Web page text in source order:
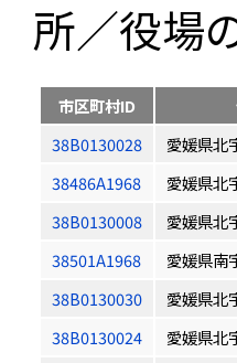
所／役場
市区町村ID
38B0130028
愛媛県北
38486A1968
愛媛県北
38B0130008
愛媛県北
38501A1968
愛媛県南
38B0130030
愛媛県北
38B0130024
愛媛県北